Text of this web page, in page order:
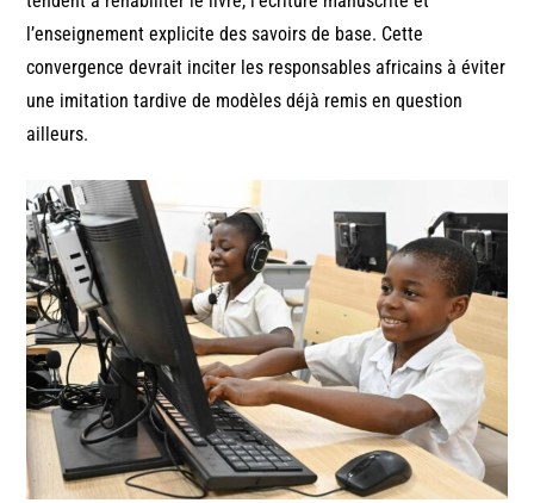
l’enseignement explicite des savoirs de base. Cette
convergence devrait inciter les responsables africains à éviter
une imitation tardive de modèles déjà remis en question
ailleurs.